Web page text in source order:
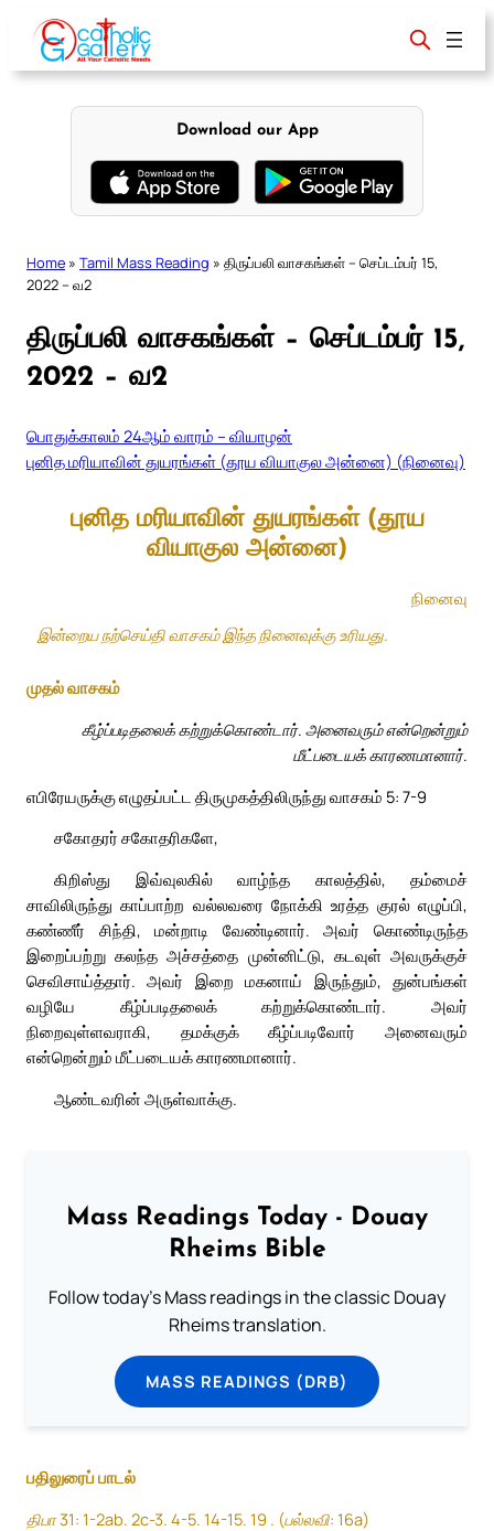
content
Download our App
Home » Tamil Mass Reading » திருப்பலி வாசகங்கள் – செப்டம்பர் 15,
2022 – வ2
திருப்பலி வாசகங்கள் – செப்டம்பர் 15,
2022 – வ2
பொதுக்காலம் 24ஆம் வாரம் – வியாழன்
புனித மரியாவின் துயரங்கள் (தூய வியாகுல அன்னை) (நினைவு)
புனித மரியாவின் துயரங்கள் (தூய
வியாகுல அன்னை)
நினைவு
இன்றைய நற்செய்தி வாசகம் இந்த நினைவுக்கு உரியது.
முதல் வாசகம்
கீழ்ப்படிதலைக் கற்றுக்கொண்டார். அனைவரும் என்றென்றும்
மீட்படையக் காரணமானார்.
எபிரேயருக்கு எழுதப்பட்ட திருமுகத்திலிருந்து வாசகம் 5: 7-9
சகோதரர் சகோதரிகளே,
கிறிஸ்து இவ்வுலகில் வாழ்ந்த காலத்தில், தம்மைச்
சாவிலிருந்து காப்பாற்ற வல்லவரை நோக்கி உரத்த குரல் எழுப்பி,
கண்ணீர் சிந்தி, மன்றாடி வேண்டினார். அவர் கொண்டிருந்த
இறைப்பற்று கலந்த அச்சத்தை முன்னிட்டு, கடவுள் அவருக்குச்
செவிசாய்த்தார். அவர் இறை மகனாய் இருந்தும், துன்பங்கள்
வழியே கீழ்ப்படிதலைக் கற்றுக்கொண்டார். அவர்
நிறைவுள்ளவராகி, தமக்குக் கீழ்ப்படிவோர் அனைவரும்
என்றென்றும் மீட்படையக் காரணமானார்.
ஆண்டவரின் அருள்வாக்கு.
Mass Readings Today - Douay
Rheims Bible
Follow today's Mass readings in the classic Douay
Rheims translation.
MASS READINGS (DRB)
பதிலுரைப் பாடல்
திபா 31: 1-2ab. 2c-3. 4-5. 14-15. 19 . (பல்லவி: 16a)